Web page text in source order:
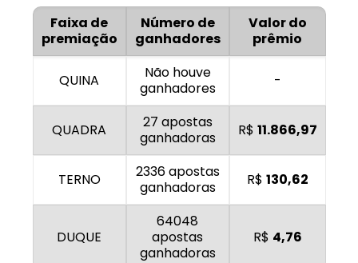
Faixa de
premiação
Número de
ganhadores
Valor do
prêmio
QUINA
Não houve
ganhadores
-
QUADRA
27 apostas
ganhadoras
R$ 11.866,97
TERNO
2336 apostas
ganhadoras
R$ 130,62
DUQUE
64048
apostas
ganhadoras
R$ 4,76